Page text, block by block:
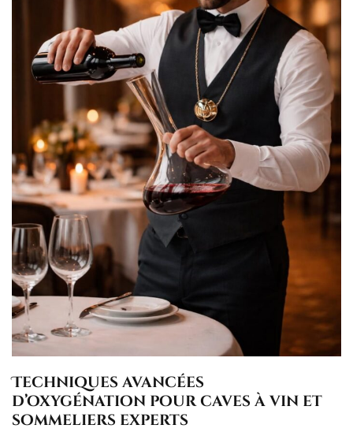
Techniques avancées
d’oxygénation pour caves à vin et
sommeliers experts